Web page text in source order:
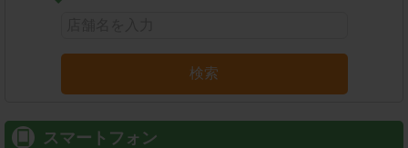
検索
スマートフォン